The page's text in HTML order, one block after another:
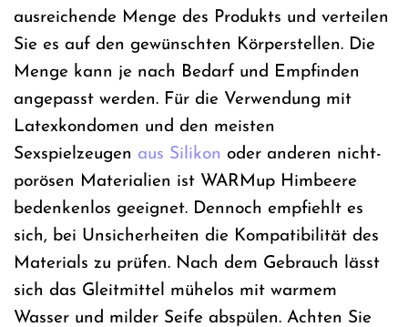
ausreichende Menge des Produkts und verteilen
Sie es auf den gewünschten Körperstellen. Die
Menge kann je nach Bedarf und Empfinden
angepasst werden. Für die Verwendung mit
Latexkondomen und den meisten
Sexspielzeugen aus Silikon oder anderen nicht-
porösen Materialien ist WARMup Himbeere
bedenkenlos geeignet. Dennoch empfiehlt es
sich, bei Unsicherheiten die Kompatibilität des
Materials zu prüfen. Nach dem Gebrauch lässt
sich das Gleitmittel mühelos mit warmem
Wasser und milder Seife abspülen. Achten Sie